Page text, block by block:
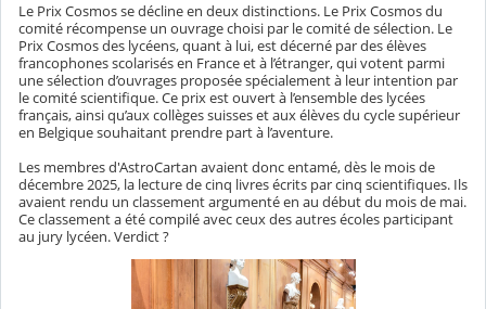
Le Prix Cosmos se décline en deux distinctions. Le Prix Cosmos du
comité récompense un ouvrage choisi par le comité de sélection. Le
Prix Cosmos des lycéens, quant à lui, est décerné par des élèves
francophones scolarisés en France et à l’étranger, qui votent parmi
une sélection d’ouvrages proposée spécialement à leur intention par
le comité scientifique. Ce prix est ouvert à l’ensemble des lycées
français, ainsi qu’aux collèges suisses et aux élèves du cycle supérieur
en Belgique souhaitant prendre part à l’aventure.
Les membres d'AstroCartan avaient donc entamé, dès le mois de
décembre 2025, la lecture de cinq livres écrits par cinq scientifiques. Ils
avaient rendu un classement argumenté en au début du mois de mai.
Ce classement a été compilé avec ceux des autres écoles participant
au jury lycéen. Verdict ?